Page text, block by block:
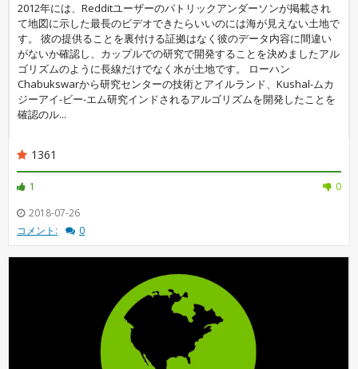
2012年には、Redditユーザーのパトリックアンダーソンが掲載され
て地図に示した最長のビデオできたらいいのには海が見えない土地で
す。 彼の提供ることを裏付ける証拠はなく彼のデータ内容に間違い
がないか確認し、カップルでの研究で開発することを決めましたアル
ゴリズムのように長線だけでなく水が土地です。 ローハン
Chabukswarから研究センターの技術とアイルランド、Kushal-ムカ
ジーアイ-ビー-エム研究インドされるアルゴリズムを開発したことを
確認のル...
1361
1
0
2018-07-26
コメント:
0